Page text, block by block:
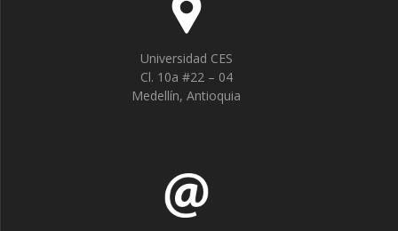
Universidad CES
Cl. 10a #22 – 04
Medellín, Antioquia